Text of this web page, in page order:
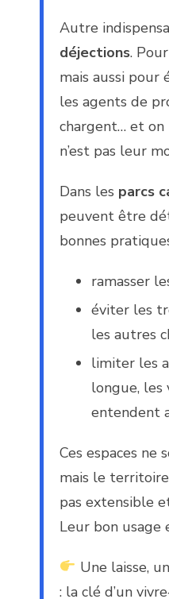
Autre
déjections.
mais aussi pour
les agents de
chargent… et
n’est pas leur
Dans les parcs
peuvent être
bonnes
ramasser
éviter les
les autres
limiter les
longue, les
entendent
Ces espaces ne
mais le territoire
pas extensible
Leur bon usage
Une laisse,
: la clé d’un